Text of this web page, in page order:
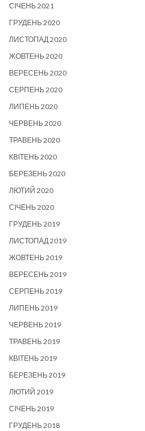
СІЧЕНЬ 2021
ГРУДЕНЬ 2020
ЛИСТОПАД 2020
ЖОВТЕНЬ 2020
ВЕРЕСЕНЬ 2020
СЕРПЕНЬ 2020
ЛИПЕНЬ 2020
ЧЕРВЕНЬ 2020
ТРАВЕНЬ 2020
КВІТЕНЬ 2020
БЕРЕЗЕНЬ 2020
ЛЮТИЙ 2020
СІЧЕНЬ 2020
ГРУДЕНЬ 2019
ЛИСТОПАД 2019
ЖОВТЕНЬ 2019
ВЕРЕСЕНЬ 2019
СЕРПЕНЬ 2019
ЛИПЕНЬ 2019
ЧЕРВЕНЬ 2019
ТРАВЕНЬ 2019
КВІТЕНЬ 2019
БЕРЕЗЕНЬ 2019
ЛЮТИЙ 2019
СІЧЕНЬ 2019
ГРУДЕНЬ 2018